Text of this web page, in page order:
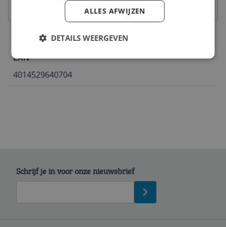
Belangrijkste kenmerken
EAN
4014529640704
Schrijf je in voor onze nieuwsbrief
ALLES AFWIJZEN
DETAILS WEERGEVEN